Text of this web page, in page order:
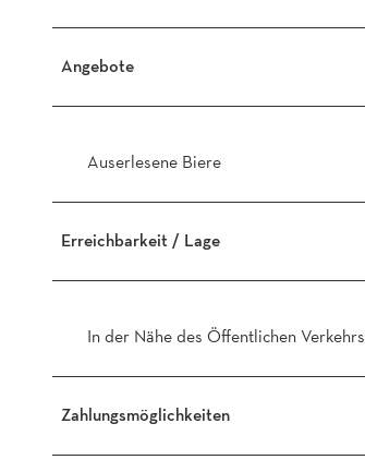
Angebote
Auserlesene Biere
Erreichbarkeit / Lage
In der Nähe des Öffentlichen Verkehrs
Zahlungsmöglichkeiten